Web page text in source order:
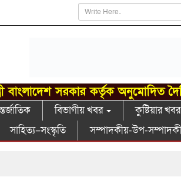
বাংলাদেশ সরকার কর্তৃক অনুমোদিত
বিভাগীয় খবর কুষ্টিয়ার খবর
সাহিত্য–সংস্কৃতি সম্পাদকীয়-উপ-